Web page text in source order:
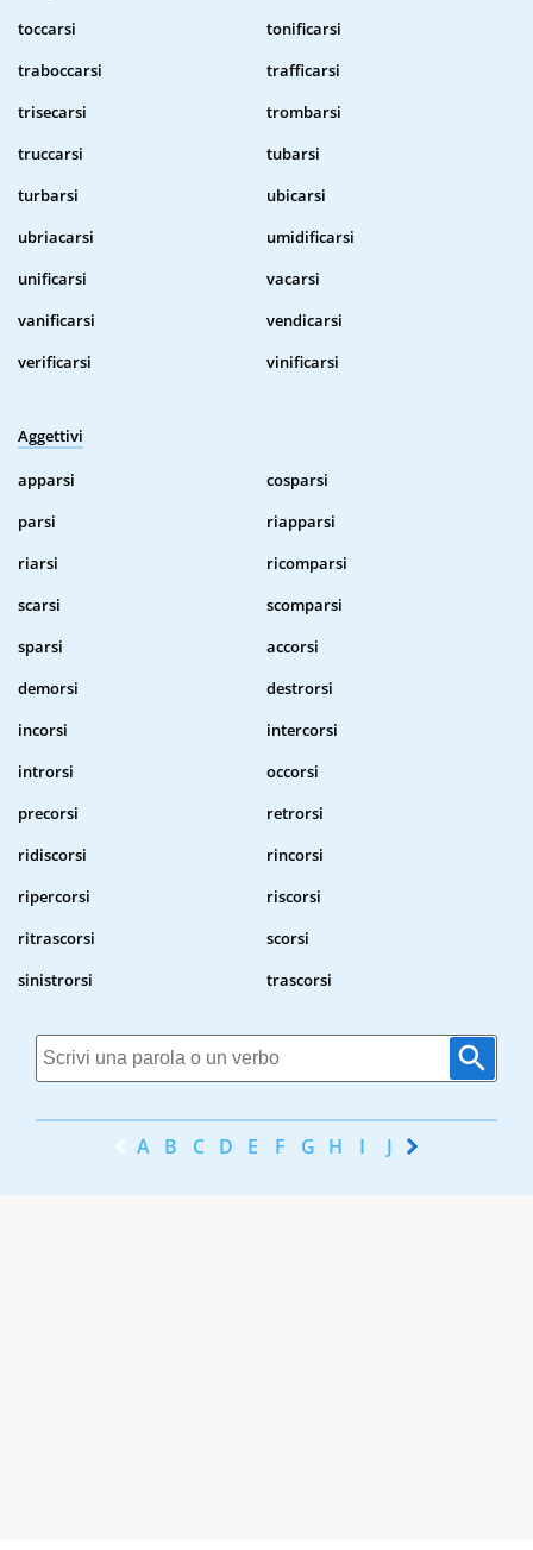
toccarsi
tonificarsi
traboccarsi
trafficarsi
trisecarsi
trombarsi
truccarsi
tubarsi
turbarsi
ubicarsi
ubriacarsi
umidificarsi
unificarsi
vacarsi
vanificarsi
vendicarsi
verificarsi
vinificarsi
Aggettivi
apparsi
cosparsi
parsi
riapparsi
riarsi
ricomparsi
scarsi
scomparsi
sparsi
accorsi
demorsi
destrorsi
incorsi
intercorsi
introrsi
occorsi
precorsi
retrorsi
ridiscorsi
rincorsi
ripercorsi
riscorsi
ritrascorsi
scorsi
sinistrorsi
trascorsi
A B C D E F G H I J K